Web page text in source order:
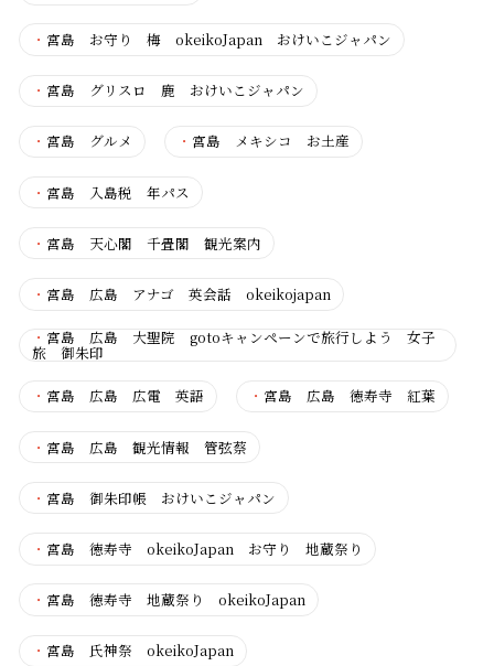
・ 宮島 お守り 梅 okeikoJapan おけいこジャパン
・ 宮島 グリスロ 鹿 おけいこジャパン
・ 宮島 グルメ ・ 宮島 メキシコ お土産
・ 宮島 入島税 年パス
・ 宮島 天心閣 千畳閣 観光案内
・ 宮島 広島 アナゴ 英会話 okeikojapan
・ 宮島 広島 大聖院 gotoキャンペーンで旅行しよう 女子
旅 御朱印
・ 宮島 広島 広電 英語 ・ 宮島 広島 徳寿寺 紅葉
・ 宮島 広島 観光情報 管弦蔡
・ 宮島 御朱印帳 おけいこジャパン
・ 宮島 徳寿寺 okeikoJapan お守り 地蔵祭り
・ 宮島 徳寿寺 地蔵祭り okeikoJapan
・ 宮島 氏神祭 okeikoJapan